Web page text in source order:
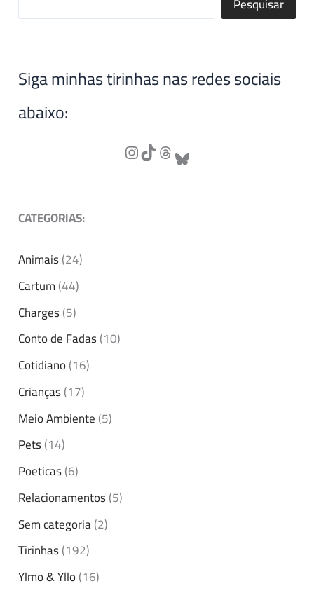
Siga minhas tirinhas nas redes sociais
abaixo:
CATEGORIAS:
Animais(24)
Cartum(44)
Charges(5)
Conto de Fadas(10)
Cotidiano(16)
Crianças(17)
Meio Ambiente(5)
Pets(14)
Poeticas(6)
Relacionamentos(5)
Sem categoria(2)
Tirinhas(192)
Ylmo & Yllo(16)